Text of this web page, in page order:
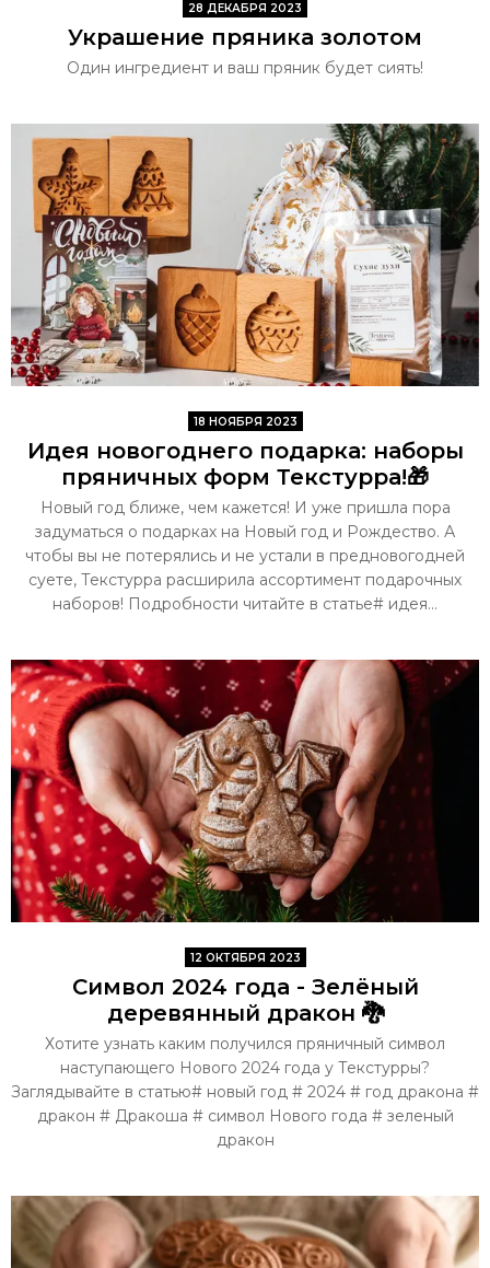
28 ДЕКАБРЯ 2023
Украшение пряника золотом
Один ингредиент и ваш пряник будет сиять!
18 НОЯБРЯ 2023
Идея новогоднего подарка: наборы
пряничных форм Текстурра!🎁
Новый год ближе, чем кажется! И уже пришла пора
задуматься о подарках на Новый год и Рождество. А
чтобы вы не потерялись и не устали в предновогодней
суете, Текстурра расширила ассортимент подарочных
наборов! Подробности читайте в статье# идея...
12 ОКТЯБРЯ 2023
Символ 2024 года - Зелёный
деревянный дракон 🐉
Хотите узнать каким получился пряничный символ
наступающего Нового 2024 года у Текстурры?
Заглядывайте в статью# новый год # 2024 # год дракона #
дракон # Дракоша # символ Нового года # зеленый
дракон